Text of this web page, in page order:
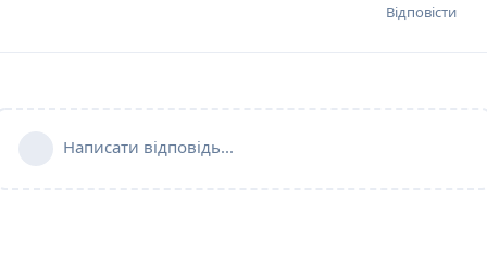
Відповісти
Написати відповідь...